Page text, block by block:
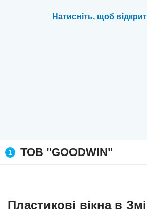
Натисніть, щоб
1 ТОВ "GOODWIN"
Пластикові вікна в